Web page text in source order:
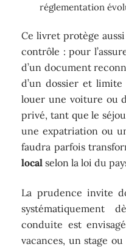
réglementation
Ce livret protège
contrôle : pour
d’un document
d’un dossier et
louer une voiture ou
privé, tant que le
une expatriation ou
faudra parfois
local selon la loi du
La prudence invite
systématiquement
conduite est
vacances, un stage